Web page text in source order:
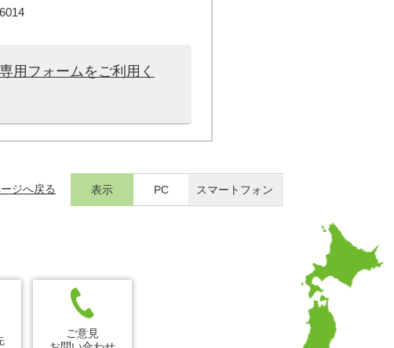
用フォームをご利用く
ジへ戻る 表示 PC スマートフォン
ご意見